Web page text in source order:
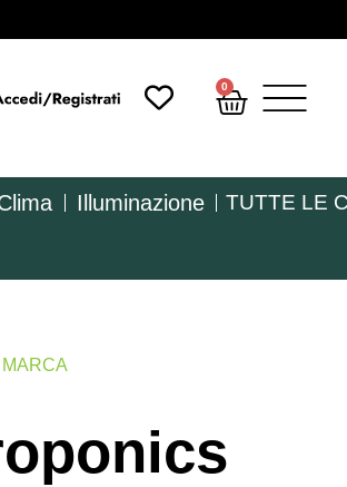
0
Illuminazione TUTTE LE